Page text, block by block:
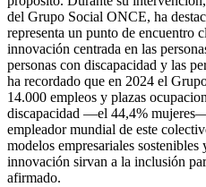
del Grupo Social ONCE, ha
representa un punto de encuentro
innovación centrada en las
personas con discapacidad y las
ha recordado que en 2024 el
14.000 empleos y plazas
discapacidad —el 44,4%
empleador mundial de este
modelos empresariales
innovación sirvan a la inclusión
afirmado.